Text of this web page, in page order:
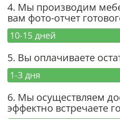
4. Мы производим
вам фото-отчет
10-15 дней
5. Вы оплачиваете
1-3 дня
6. Мы осуществляем
эффектно встречаете